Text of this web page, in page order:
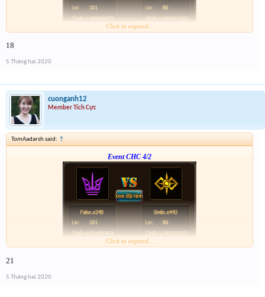
Click to expand...
18
5 Tháng hai 2020
cuonganh12
Member Tích Cực
TomAadarsh said: ↑
Event CHC 4/2
Click to expand...
21
5 Tháng hai 2020